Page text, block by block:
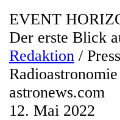
EVENT
Der erste Blick
Redaktion /
Radioastronomie
astronews.com
12. Mai 2022